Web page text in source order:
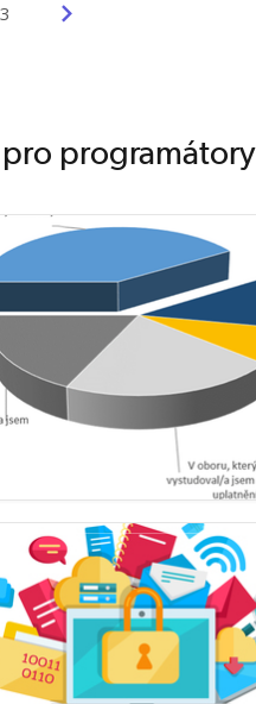
3
programátory